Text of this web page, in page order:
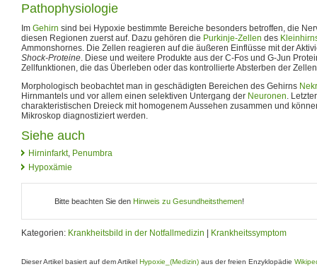
Pathophysiologie
Im Gehirn sind bei Hypoxie bestimmte Bereiche besonders betroffen, die
diesen Regionen zuerst auf. Dazu gehören die Purkinje-Zellen des
Ammonshornes. Die Zellen reagieren auf die äußeren Einflüsse mit der
Shock-Proteine. Diese und weitere Produkte aus der C-Fos und G-Jun
Zellfunktionen, die das Überleben oder das kontrollierte Absterben der
Morphologisch beobachtet man in geschädigten Bereichen des Gehirns
Hirnmantels und vor allem einen selektiven Untergang der Neuronen.
charakteristischen Dreieck mit homogenem Aussehen zusammen und
Mikroskop diagnostiziert werden.
Siehe auch
Hirninfarkt, Penumbra
Hypoxämie
Bitte beachten Sie den Hinweis zu Gesundheitsthemen!
Kategorien: Krankheitsbild in der Notfallmedizin Krankheitssymptom
Dieser Artikel basiert auf dem Artikel Hypoxie_(Medizin) aus der freien Enzyklopädie